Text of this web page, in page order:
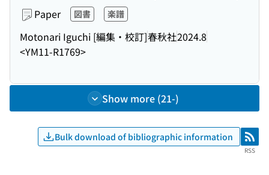
Paper 図書 楽譜
Motonari Iguchi [編集・校訂]春秋社2024.8
<YM11-R1769>
Show more (21-)
Bulk download of bibliographic information RSS
RSS